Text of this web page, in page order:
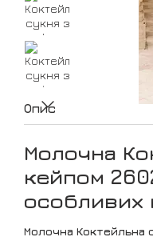
Опис
Молочна
кейпом
особливих
Молочна Коктейльна